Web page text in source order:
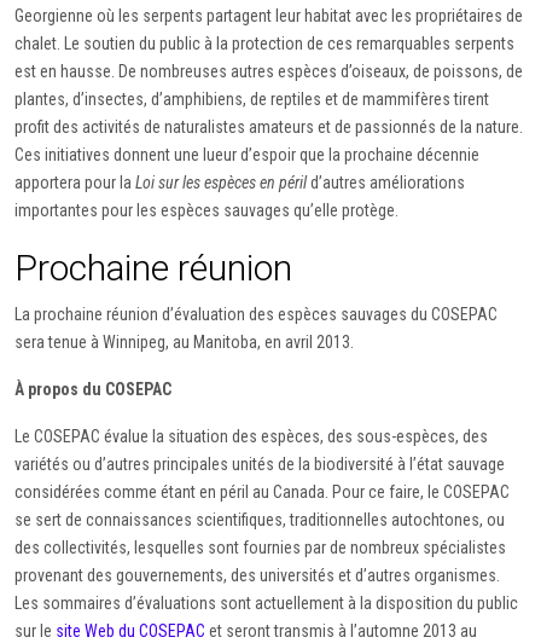
Georgienne où les serpents partagent leur habitat avec les propriétaires de
chalet. Le soutien du public à la protection de ces remarquables serpents
est en hausse. De nombreuses autres espèces d’oiseaux, de poissons, de
plantes, d’insectes, d’amphibiens, de reptiles et de mammifères tirent
profit des activités de naturalistes amateurs et de passionnés de la nature.
Ces initiatives donnent une lueur d’espoir que la prochaine décennie
apportera pour la Loi sur les espèces en périld’autres améliorations
importantes pour les espèces sauvages qu’elle protège.
Prochaine réunion
La prochaine réunion d’évaluation des espèces sauvages du COSEPAC
sera tenue à Winnipeg, au Manitoba, en avril 2013.
À propos du COSEPAC
Le COSEPAC évalue la situation des espèces, des sous-espèces, des
variétés ou d’autres principales unités de la biodiversité à l’état sauvage
considérées comme étant en péril au Canada. Pour ce faire, le COSEPAC
se sert de connaissances scientifiques, traditionnelles autochtones, ou
des collectivités, lesquelles sont fournies par de nombreux spécialistes
provenant des gouvernements, des universités et d’autres organismes.
Les sommaires d’évaluations sont actuellement à la disposition du public
sur le site Web du COSEPAC et seront transmis à l’automne 2013 au